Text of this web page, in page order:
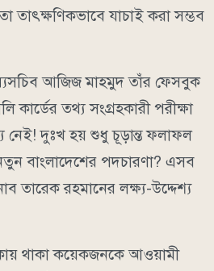
তাৎক্ষণিকভাবে যাচাই করা সম্ভব
আজিজ মাহমুদ তাঁর ফেসবুক
কার্ডের তথ্য সংগ্রহকারী পরীক্ষা
নেই! দুঃখ হয় শুধু চূড়ান্ত ফলাফল
বাংলাদেশের পদচারণা? এসব
তারেক রহমানের লক্ষ্য-উদ্দেশ্য
থাকা কয়েকজনকে আওয়ামী